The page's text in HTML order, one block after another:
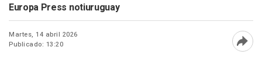
Europa Press notiuruguay
Martes, 14 abril 2026
Publicado: 13:20